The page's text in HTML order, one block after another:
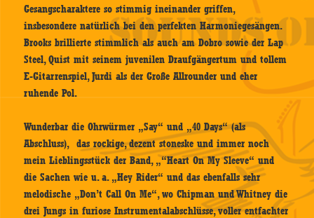
Gesangscharaktere so stimmig ineinander griffen,
insbesondere natürlich bei den perfekten Harmoniegesängen.
Brooks brillierte stimmlich als auch am Dobro sowie der Lap
Steel, Quist mit seinem juvenilen Draufgängertum und tollem
E-Gitarrenspiel, Jurdi als der Große Allrounder und eher
ruhende Pol.
Wunderbar die Ohrwürmer „Say“ und „40 Days“ (als
Abschluss), das rockige, dezent stoneske und immer noch
mein Lieblingsstück der Band, „“Heart On My Sleeve“ und
die Sachen wie u. a. „Hey Rider“ und das ebenfalls sehr
melodische „Don’t Call On Me“, wo Chipman und Whitney die
drei Jungs in furiose Instrumentalabschlüsse, voller entfachter